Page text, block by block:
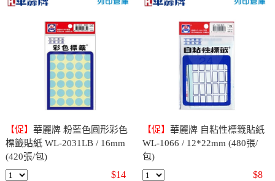
【促】 華麗牌 粉藍色圓形彩色
標籤貼紙 WL-2031LB / 16mm
(420張/包)
$14
【促】 華麗牌 自粘性標籤貼紙
WL-1066 / 12*22mm (480張/
包)
$8